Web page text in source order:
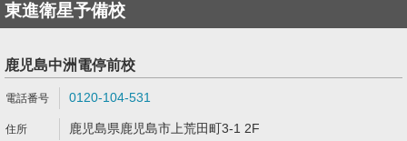
東進衛星予備校
鹿児島中洲電停前校
0120-104-531
鹿児島県鹿児島市上荒田町3-1 2F